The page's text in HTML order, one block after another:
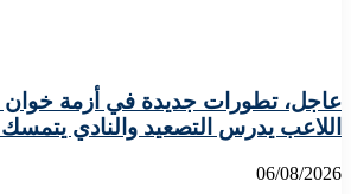
عاجل، تطورات جديدة في أزمة خوان
اللاعب يدرس التصعيد والنادي
06/08/2026